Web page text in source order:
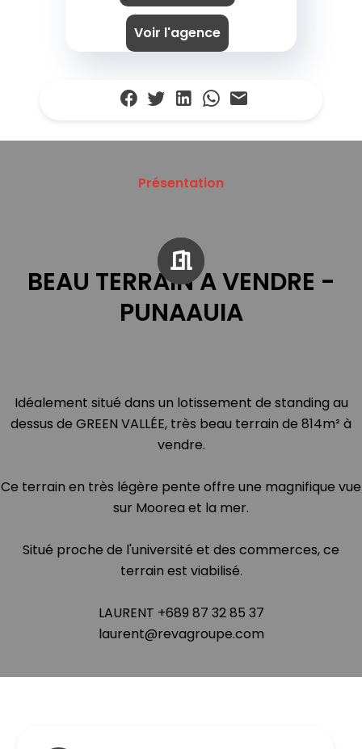
Voir l'agence
Présentation
BEAU TERRAIN A VENDRE -
PUNAAUIA
Idéalement situé dans un lotissement de standing au
dessus de GREEN VALLÉE, très beau terrain de 814m² à
vendre.
Ce terrain en très légère pente offre une magnifique vue
sur Moorea et la mer.
Situé proche de l'université et des commerces, ce
terrain est viabilisé.
LAURENT +689 87 32 85 37
laurent@revagroupe.com